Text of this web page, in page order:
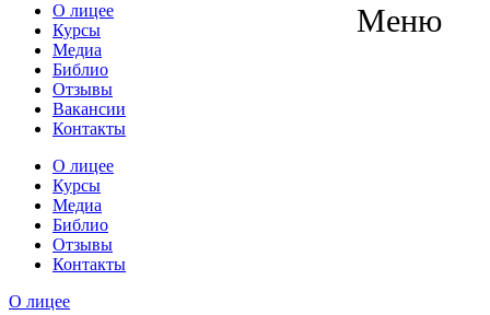
Меню
О лицее
Курсы
Медиа
Библио
Отзывы
Вакансии
Контакты
О лицее
Курсы
Медиа
Библио
Отзывы
Контакты
О лицее